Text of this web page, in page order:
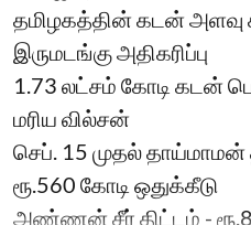
தமிழகத்தின் கடன்
இருமடங்கு அதிகரிப்பு
1.73 லட்சம் கோடி கடன்
மரிய வில்சன்
செப். 15 முதல்
ரூ.560 கோடி ஒதுக்கீடு
அண்ணன் சீர் திட்டம் -